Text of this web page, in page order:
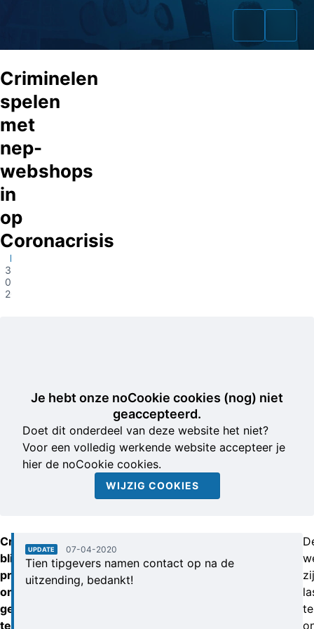
Criminelen
spelen
met
nep-
webshops
in
op
Coronacrisis
Landelijk
31-
03-
2020
Je hebt onze noCookie cookies (nog) niet
geaccepteerd.
Doet dit onderdeel van deze website het niet?
Voor een volledig werkende website accepteer je
hier de noCookie cookies.
WIJZIG COOKIES
Criminelen
blijven
proberen
om
geld
te
UPDATE 07-04-2020
Tien tipgevers namen contact op na de
uitzending, bedankt!
te